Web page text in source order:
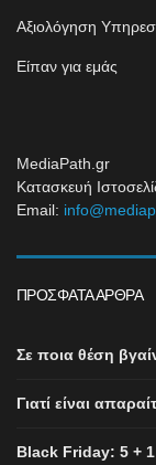
Αξιολόγηση
Είπαν για εμάς
MediaPath.gr
Κατασκευή
Email:
ΠΡΌΣΦΑΤΑ ΆΡΘΡΑ
Σε ποια θέση
Γιατί είναι
Black Friday: 5 + 1